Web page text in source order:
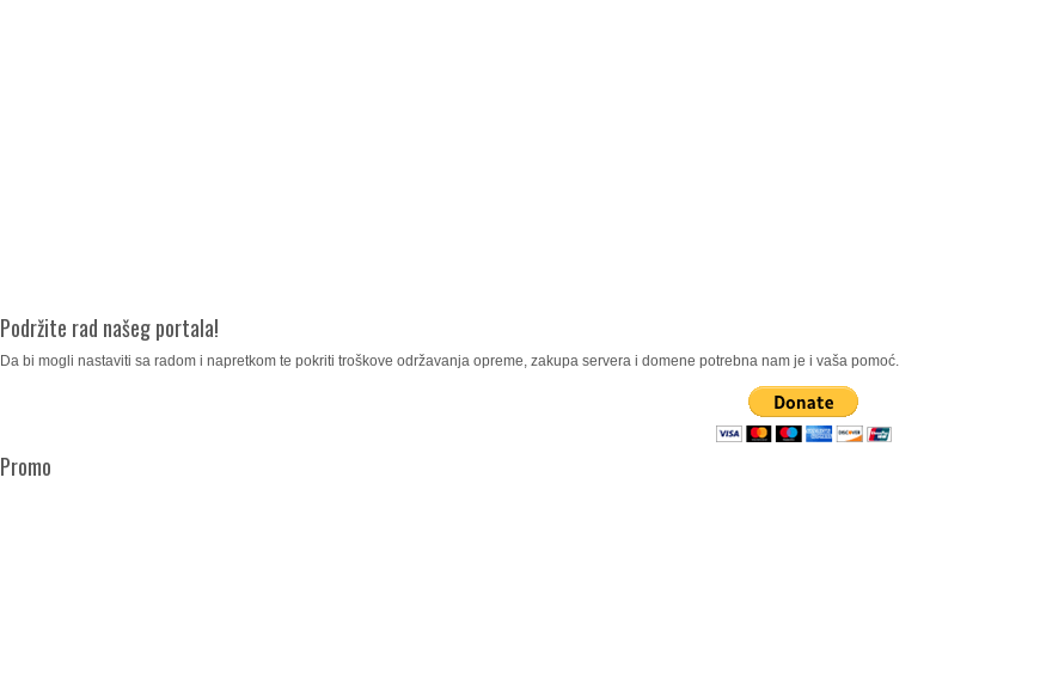
Podržite rad našeg portala!
Da bi mogli nastaviti sa radom i napretkom te pokriti troškove održavanja opreme, zakupa servera i domene potrebna nam je i vaša pomoć.
Promo